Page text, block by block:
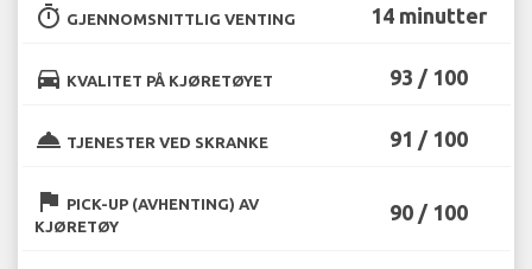
timer GJENNOMSNITTLIG VENTING 14 minutter
directions_car KVALITET PÅ KJØRETØYET 93 / 100
room_service TJENESTER VED SKRANKE 91 / 100
flag PICK-UP (AVHENTING) AV
KJØRETØY
90 / 100